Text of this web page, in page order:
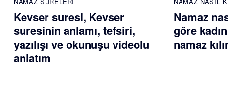
Kevser suresi, Kevser
suresinin anlamı, tefsiri,
yazılışı ve okunuşu videolu
anlatım
Namaz
göre
namaz